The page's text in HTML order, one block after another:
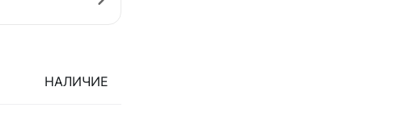
НАЛИЧИЕ